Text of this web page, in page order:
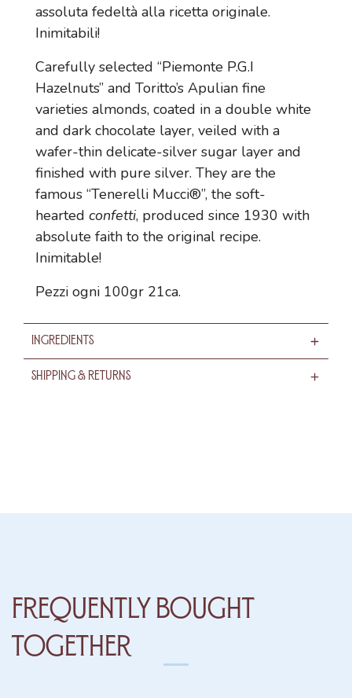
assoluta fedeltà alla ricetta originale.
Inimitabili!
Carefully selected “Piemonte P.G.I
Hazelnuts” and Toritto’s Apulian fine
varieties almonds, coated in a double white
and dark chocolate layer, veiled with a
wafer-thin delicate-silver sugar layer and
finished with pure silver. They are the
famous “Tenerelli Mucci®”, the soft-
hearted confetti, produced since 1930 with
absolute faith to the original recipe.
Inimitable!
Pezzi ogni 100gr 21ca.
Ingredients
Shipping & Returns
Frequently Bought
Together